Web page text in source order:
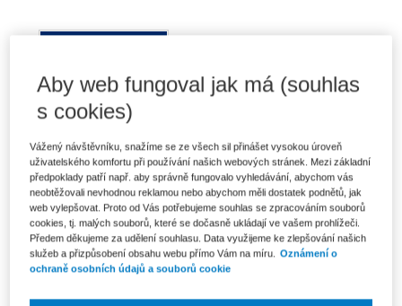
Vedlejší doložky v závěti
Aby web fungoval jak má (souhlas
s cookies)
Vážený návštěvníku, snažíme se ze všech sil přinášet vysokou úroveň
uživatelského komfortu při používání našich webových stránek. Mezi základní
předpoklady patří např. aby správně fungovalo vyhledávání, abychom vás
neobtěžovali nevhodnou reklamou nebo abychom měli dostatek podnětů, jak
web vylepšovat. Proto od Vás potřebujeme souhlas se zpracováním souborů
cookies, tj. malých souborů, které se dočasně ukládají ve vašem prohlížeči.
Předem děkujeme za udělení souhlasu. Data využijeme ke zlepšování našich
služeb a přizpůsobení obsahu webu přímo Vám na míru.
Oznámení o
ochraně osobních údajů a souborů cookie